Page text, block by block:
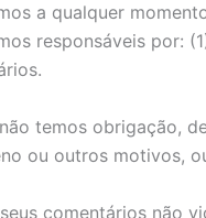
a qualquer
responsáveis ​​por:
temos obrigação,
ou outros motivos,
comentários não